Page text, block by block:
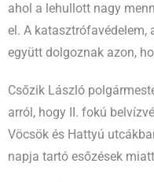
ahol a lehullott nagy
el. A katasztrófavédelem,
együtt dolgoznak azon,
Csőzik László
arról, hogy II. fokú
Vöcsök és Hattyú
napja tartó esőzések